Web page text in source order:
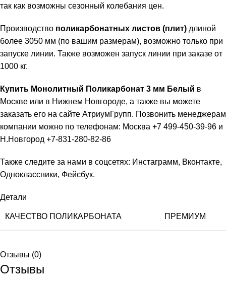
так как возможны сезонный колебания цен.
Производство поликарбонатных листов (плит) длиной
более 3050 мм (по вашим размерам), возможно только при
запуске линии. Также возможен запуск линии при заказе от
1000 кг.
Купить Монолитный Поликарбонат 3 мм Белый в
Москве или в Нижнем Новгороде, а также вы можете
заказать его на сайте АтриумГрупп. Позвонить менеджерам
компании можно по телефонам: Москва +7 499-450-39-96 и
Н.Новгород +7-831-280-82-86
Также следите за нами в соцсетях: Инстаграмм, Вконтакте,
Одноклассники, Фейсбук.
Детали
КАЧЕСТВО ПОЛИКАРБОНАТА ПРЕМИУМ
Отзывы (0)
Отзывы